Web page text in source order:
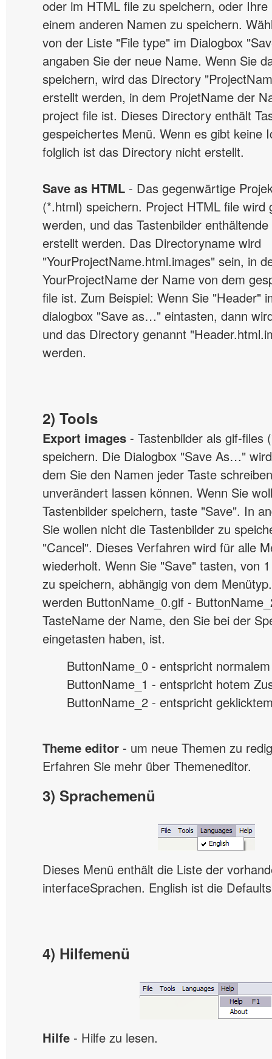
oder im HTML file zu speichern, oder
einem anderen Namen zu speichern.
von der Liste "File type" im Dialogbox
angaben Sie der neue Name. Wenn Sie
speichern, wird das Directory
erstellt werden, in dem ProjetName der
project file ist. Dieses Directory enthält
gespeichertes Menü. Wenn es gibt keine
folglich ist das Directory nicht erstellt.
Save as HTML - Das gegenwärtige
(*.html) speichern. Project HTML file wird
werden, und das Tastenbilder
erstellt werden. Das Directoryname wird
"YourProjectName.html.images" sein, in
YourProjectName der Name von dem
file ist. Zum Beispiel: Wenn Sie "Header"
dialogbox "Save as…" eintasten, dann
und das Directory genannt
werden.
2) Tools
Export images - Tastenbilder als gif-files
speichern. Die Dialogbox "Save As…"
dem Sie den Namen jeder Taste
unverändert lassen können. Wenn Sie
Tastenbilder speichern, taste "Save". In
Sie wollen nicht die Tastenbilder zu
"Cancel". Dieses Verfahren wird für alle
wiederholt. Wenn Sie "Save" tasten, von
zu speichern, abhängig von dem
werden ButtonName_0.gif -
TasteName der Name, den Sie bei der
eingetasten haben, ist.
ButtonName_0 - entspricht
ButtonName_1 - entspricht hotem
ButtonName_2 - entspricht
Theme editor - um neue Themen zu
Erfahren Sie mehr über Themeneditor.
3) Sprachemenü
Dieses Menü enthält die Liste der
interfaceSprachen. English ist die
4) Hilfemenü
Hilfe - Hilfe zu lesen.